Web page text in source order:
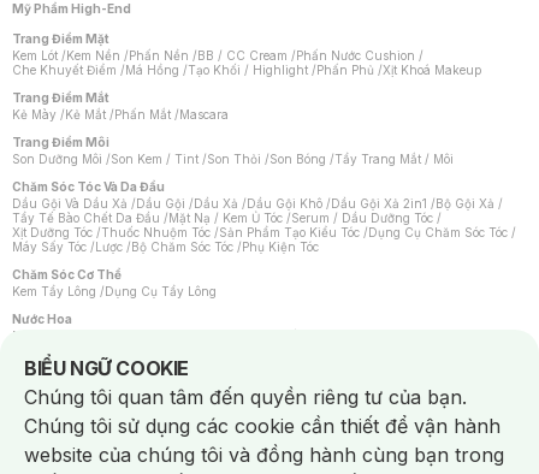
Mỹ Phẩm High-End
Trang Điểm Mặt
Kem Lót /Kem Nền /Phấn Nền /BB / CC Cream /Phấn Nước Cushion /
Che Khuyết Điểm /Má Hồng /Tạo Khối / Highlight /Phấn Phủ /Xịt Khoá Makeup
Trang Điểm Mắt
Kẻ Mày /Kẻ Mắt /Phấn Mắt /Mascara
Trang Điểm Môi
Son Dưỡng Môi /Son Kem / Tint /Son Thỏi /Son Bóng /Tẩy Trang Mắt / Môi
Chăm Sóc Tóc Và Da Đầu
Dầu Gội Và Dầu Xả /Dầu Gội /Dầu Xả /Dầu Gội Khô /Dầu Gội Xả 2in1 /Bộ Gội Xả /
Tẩy Tế Bào Chết Da Đầu /Mặt Nạ / Kem Ủ Tóc /Serum / Dầu Dưỡng Tóc /
Xịt Dưỡng Tóc /Thuốc Nhuộm Tóc /Sản Phẩm Tạo Kiểu Tóc /Dụng Cụ Chăm Sóc Tóc /
Máy Sấy Tóc /Lược /Bộ Chăm Sóc Tóc /Phụ Kiện Tóc
Chăm Sóc Cơ Thể
Kem Tẩy Lông /Dụng Cụ Tẩy Lông
Nước Hoa
Nước Hoa Nữ
Chăm Sóc Cá Nhân
Chống Muỗi /Khẩu Trang /Máy Massage/Mặt Nạ Xông Hơi /Nước Rửa Tay/
Sản Phẩm Chăm Sóc Khác /Bàn Chải Đánh Răng /Bàn Chải Điện/
Hỗ Trợ Trắng Răng/Kem Đánh Răng /Máy Tăm Nước/ Nước Súc Miệng/
Tăm / Chỉ Nha Khoa/ Xịt Thơm Miệng / Dung Dịch Vệ Sinh/Dưỡng Vùng Kín/
Khăn Ướt Vệ Sinh Vùng Kín/Băng Vệ Sinh/Tampon/Bọt Cạo Râu /Dao Cạo Râu/
Máy Cạo Râu
BIỂU NGỮ COOKIE
Notice about cookies usage
Chúng tôi quan tâm đến quyền riêng tư của bạn.
Chúng tôi sử dụng các cookie cần thiết để vận hành
website của chúng tôi và đồng hành cùng bạn trong